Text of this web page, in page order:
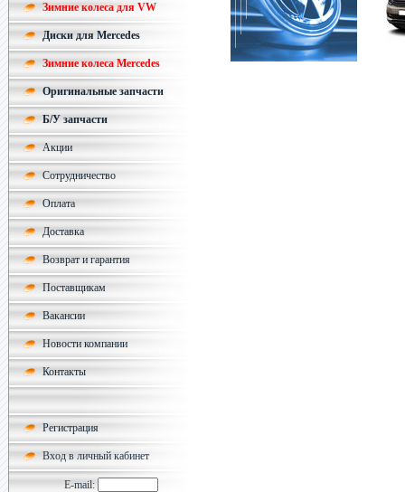
Зимние колеса для VW
Диски для Mercedes
Зимние колеса Mercedes
Оригинальные запчасти
Б/У запчасти
Акции
Сотрудничество
Оплата
Доставка
Возврат и гарантия
Поставщикам
Вакансии
Новости компании
Контакты
Регистрация
Вход в личный кабинет
E-mail: